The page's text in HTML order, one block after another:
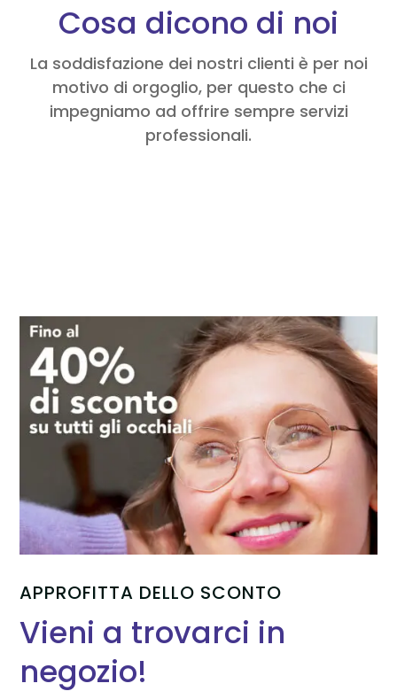
Cosa dicono di noi
La soddisfazione dei nostri clienti è per noi
motivo di orgoglio, per questo che ci
impegniamo ad offrire sempre servizi
professionali.
APPROFITTA DELLO SCONTO
Vieni a trovarci in
negozio!